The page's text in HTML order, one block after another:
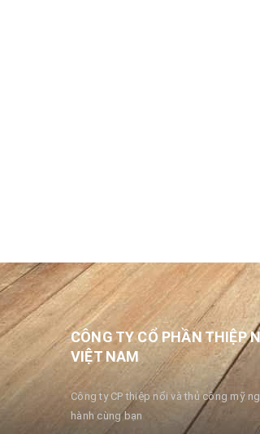
CÔNG TY CỔ PHẦN THIỆP
VIỆT NAM
Công ty CP thiệp nổi và thủ công mỹ
hành cùng bạn